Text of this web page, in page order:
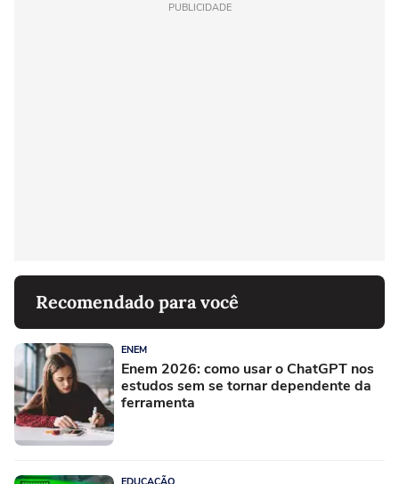
PUBLICIDADE
Recomendado para você
ENEM
Enem 2026: como usar o ChatGPT nos
estudos sem se tornar dependente da
ferramenta